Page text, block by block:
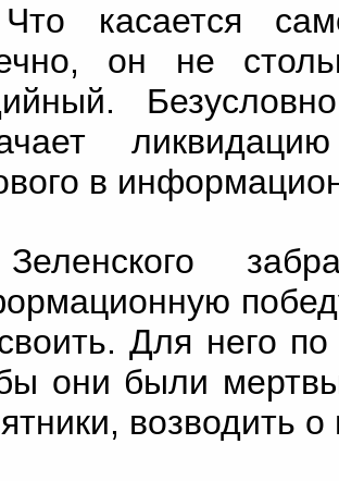
касается
он не
в
Для него
они были
возводить